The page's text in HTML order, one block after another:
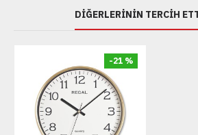
DIĞERLERININ TERCIH
-21 %